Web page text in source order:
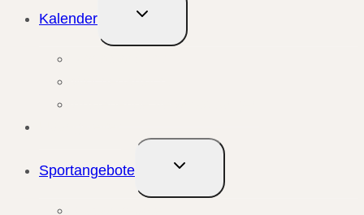
Kalender
Untermenü
umschalten
Sportangebote
Untermenü
umschalten